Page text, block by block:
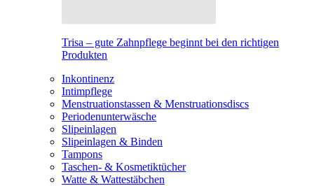
Trisa – gute Zahnpflege beginnt bei den richtigen
Produkten
Inkontinenz
Intimpflege
Menstruationstassen & Menstruationsdiscs
Periodenunterwäsche
Slipeinlagen
Slipeinlagen & Binden
Tampons
Taschen- & Kosmetiktücher
Watte & Wattestäbchen